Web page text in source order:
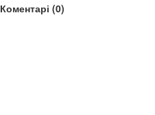
Коментарі (0)